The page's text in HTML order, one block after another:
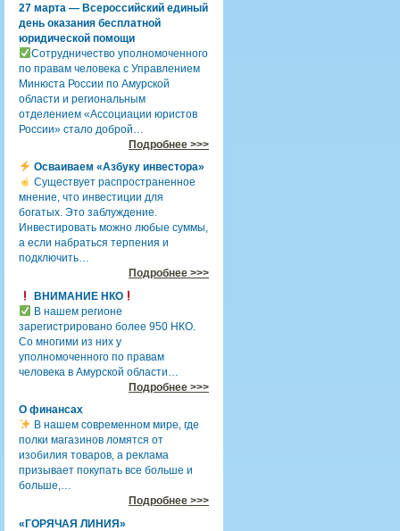
27 марта — Всероссийский единый
день оказания бесплатной
юридической помощи
Сотрудничество уполномоченного
по правам человека с Управлением
Минюста России по Амурской
области и региональным
отделением «Ассоциации юристов
России» стало доброй…
Подробнее >>>
Осваиваем «Азбуку инвестора»
Существует распространенное
мнение, что инвестиции для
богатых. Это заблуждение.
Инвестировать можно любые суммы,
а если набраться терпения и
подключить…
Подробнее >>>
ВНИМАНИЕ НКО
В нашем регионе
зарегистрировано более 950 НКО.
Со многими из них у
уполномоченного по правам
человека в Амурской области…
Подробнее >>>
О финансах
В нашем современном мире, где
полки магазинов ломятся от
изобилия товаров, а реклама
призывает покупать все больше и
больше,…
Подробнее >>>
«ГОРЯЧАЯ ЛИНИЯ»